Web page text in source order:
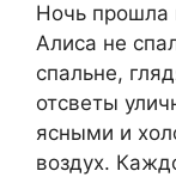
Ночь прошла
Алиса не
спальне,
отсветы
ясными и
воздух.